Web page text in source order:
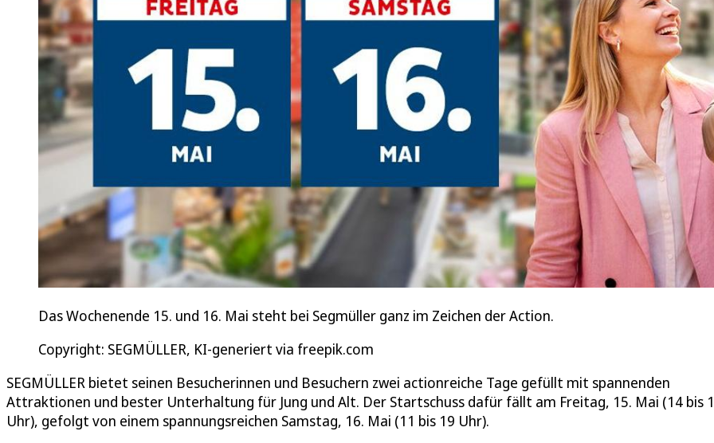
Das Wochenende 15. und 16. Mai steht bei Segmüller ganz im Zeichen der Action.
Copyright: SEGMÜLLER, KI-generiert via freepik.com
SEGMÜLLER bietet seinen Besucherinnen und Besuchern zwei actionreiche Tage gefüllt mit spannenden
Attraktionen und bester Unterhaltung für Jung und Alt. Der Startschuss dafür fällt am Freitag, 15. Mai (14 bis
Uhr), gefolgt von einem spannungsreichen Samstag, 16. Mai (11 bis 19 Uhr).